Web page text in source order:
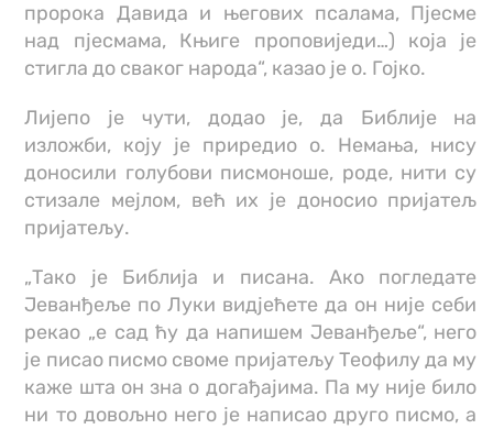
пророка Давида и његових псалама, Пјесме
над пјесмама, Књиге проповиједи…) која је
стигла до сваког народа“, казао је о. Гојко.
Лијепо је чути, додао је, да Библије на
изложби, коју је приредио о. Немања, нису
доносили голубови писмоноше, роде, нити су
стизале мејлом, већ их је доносио пријатељ
пријатељу.
„Тако је Библија и писана. Ако погледате
Јеванђеље по Луки видјећете да он није себи
рекао „е сад ћу да напишем Јеванђеље“, него
је писао писмо своме пријатељу Теофилу да му
каже шта он зна о догађајима. Па му није било
ни то довољно него је написао друго писмо, а